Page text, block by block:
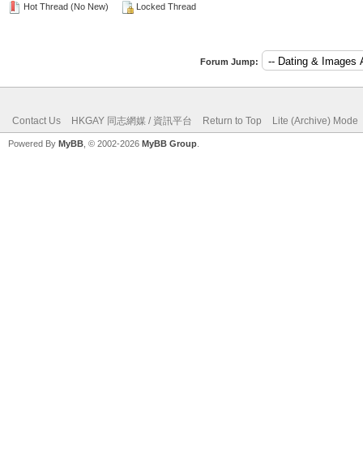
Hot Thread (No New)
Locked Thread
Forum Jump:
Contact Us HKGAY 同志網媒 / 資訊平台 Return to Top Lite (Archive) Mode
Powered By MyBB , © 2002-2026 MyBB Group